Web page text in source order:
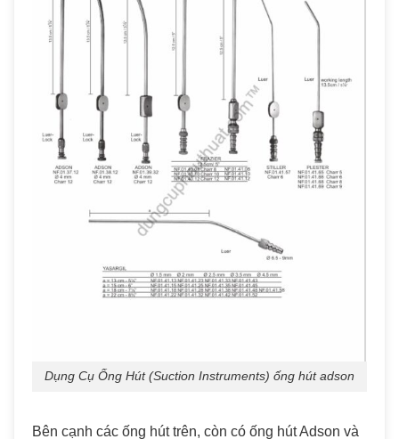
Dụng Cụ Ống Hút (Suction Instruments) ống hút adson
Bên cạnh các ống hút trên, còn có ống hút Adson và